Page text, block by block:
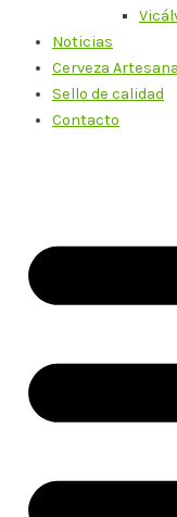
Noticias
Cerveza Artesana
Sello de calidad
Contacto